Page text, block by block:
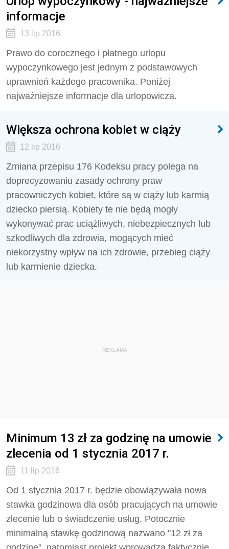
informacje
13 lip 2016
Prawo do corocznego i płatnego urlopu
wypoczynkowego jest jednym z podstawowych
uprawnień każdego pracownika. Poniżej
najważniejsze informacje dla urlopowicza.
Większa ochrona kobiet w ciąży
12 lip 2016
Zmiana przepisu 176 Kodeksu pracy polega na
doprecyzowaniu zasady ochrony praw
pracowniczych kobiet, które są w ciąży lub karmią
dziecko piersią. Kobiety te nie będą mogły
wykonywać prac uciążliwych, niebezpiecznych lub
szkodliwych dla zdrowia, mogących mieć
niekorzystny wpływ na ich zdrowie, przebieg ciąży
lub karmienie dziecka.
REKLAMA
Minimum 13 zł za godzinę na umowie
zlecenia od 1 stycznia 2017 r.
11 lip 2016
Od 1 stycznia 2017 r. będzie obowiązywała nowa
stawka godzinowa dla osób pracujących na umowie
zlecenie lub o świadczenie usług. Potocznie
minimalną stawkę godzinową nazwano "12 zł za